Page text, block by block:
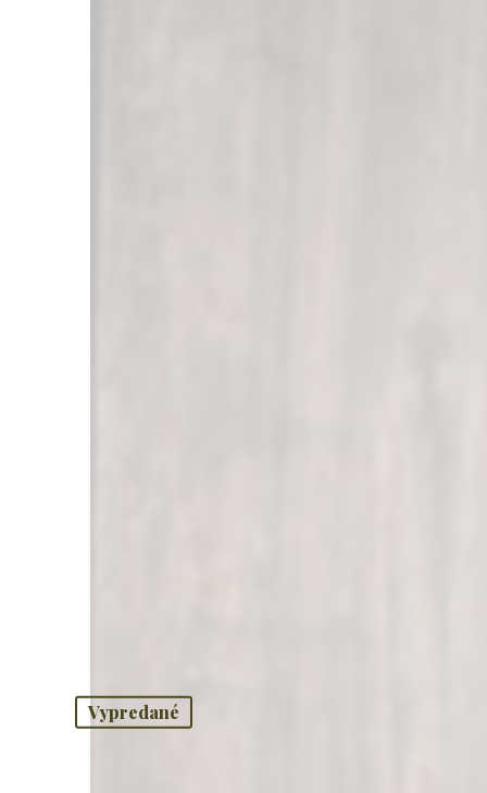
Vypredané